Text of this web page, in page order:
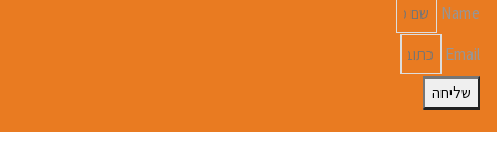
Name
Email
שליחה